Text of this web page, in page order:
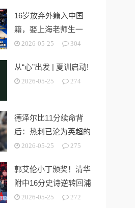
16岁放弃外籍入中国
籍，娶上海老师生一
女，24岁帮上海男篮进
2026-05-25 304
从“心”出发 | 夏训启动!
2026-05-25 274
德泽尔比11分续命背
后：热刺已沦为英超的
“系统性风险样本”！
2026-05-25 275
郭艾伦小丁颁奖！清华
附中16分史诗逆转回浦
中学 时隔5年夺第15冠
2026-05-25 272